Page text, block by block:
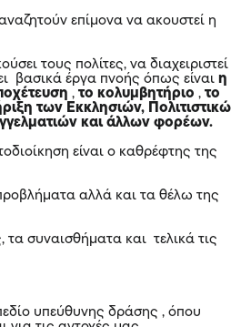
επίμονα να ακουστεί η
τους πολίτες, να διαχειριστεί
βασικά έργα πνοής όπως είναιη
,το κολυμβητήριο ,το
των Εκκλησιών,
και άλλων φορέων.
είναι ο καθρέφτης της
αλλά και τα θέλω της
τα συναισθήματα και τελικά τις
υπεύθυνης δράσης , όπου